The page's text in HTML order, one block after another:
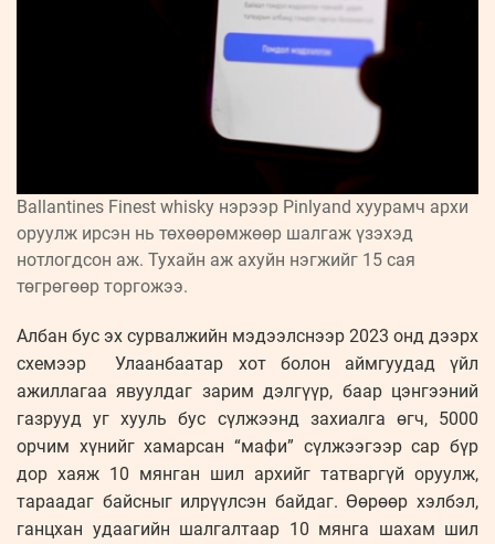
Ballantines Finest whisky нэрээр Pinlyand хуурамч архи
оруулж ирсэн нь төхөөрөмжөөр шалгаж үзэхэд
нотлогдсон аж. Тухайн аж ахуйн нэгжийг 15 сая
төгрөгөөр торгожээ.
Албан бус эх сурвалжийн мэдээлснээр 2023 онд дээрх
схемээр Улаанбаатар хот болон аймгуудад үйл
ажиллагаа явуулдаг зарим дэлгүүр, баар цэнгээний
газрууд уг хууль бус сүлжээнд захиалга өгч, 5000
орчим хүнийг хамарсан “мафи” сүлжээгээр сар бүр
дор хаяж 10 мянган шил архийг татваргүй оруулж,
тараадаг байсныг илрүүлсэн байдаг. Өөрөөр хэлбэл,
ганцхан удаагийн шалгалтаар 10 мянга шахам шил